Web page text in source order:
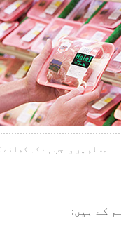
مسلم پر واجب ہے کہ کھانے
کے ہیں: